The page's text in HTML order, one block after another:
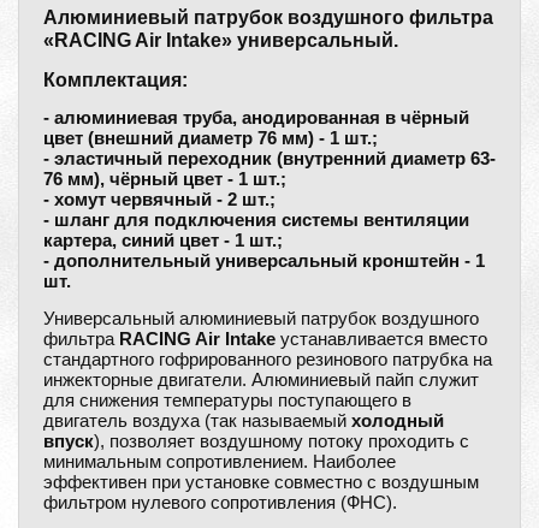
Алюминиевый патрубок воздушного фильтра
«RACING Air Intake» универсальный.
Комплектация:
- алюминиевая труба, анодированная в чёрный
цвет (внешний диаметр 76 мм) - 1 шт.;
- эластичный переходник (внутренний диаметр 63-
76 мм), чёрный цвет - 1 шт.;
- хомут червячный - 2 шт.;
- шланг для подключения системы вентиляции
картера, синий цвет - 1 шт.;
- дополнительный универсальный кронштейн - 1
шт.
Универсальный алюминиевый патрубок воздушного
фильтра RACING Air Intake устанавливается вместо
стандартного гофрированного резинового патрубка на
инжекторные двигатели. Алюминиевый пайп служит
для снижения температуры поступающего в
двигатель воздуха (так называемый холодный
впуск), позволяет воздушному потоку проходить с
минимальным сопротивлением. Наиболее
эффективен при установке совместно с воздушным
фильтром нулевого сопротивления (ФНС).